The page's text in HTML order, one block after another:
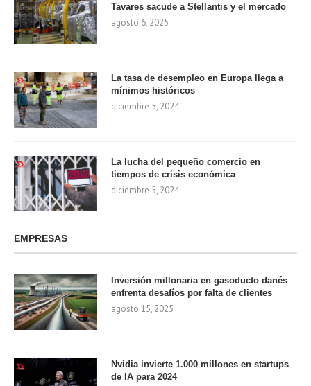
Tavares sacude a Stellantis y el mercado
agosto 6, 2025
La tasa de desempleo en Europa llega a
mínimos históricos
diciembre 5, 2024
La lucha del pequeño comercio en
tiempos de crisis económica
diciembre 5, 2024
EMPRESAS
Inversión millonaria en gasoducto danés
enfrenta desafíos por falta de clientes
agosto 15, 2025
Nvidia invierte 1.000 millones en startups
de IA para 2024